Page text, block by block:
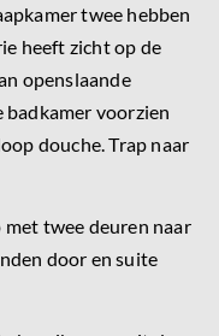
twee hebben
heeft zicht op de
openslaande
badkamer voorzien
douche. Trap naar
twee deuren naar
door en suite